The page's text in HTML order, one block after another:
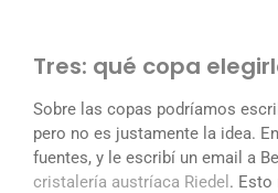
Tres: qué copa
Sobre las copas podríamos
pero no es justamente la idea.
fuentes, y le escribí un email a
cristalería austríaca Riedel . Esto